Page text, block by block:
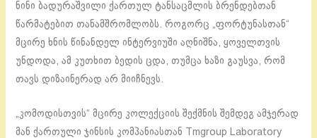
ნინი ბადურაშვილი ქართულ ტანსაცმლის ბრენდებთან
წარმატებით თანამშრომლობს. როგორც „ფორტუნასთან“
მცირე ხნის წინანდელ ინტერვიუში აღნიშნა, ყოველთვის
უნდოდა, ამ კუთხით ბედის ცდა, თუმცა ხაზი გაუსვა, რომ
თავს დიზაინერად არ მიიჩნევს.
„კომოდისთვის“ მცირე კოლექციის შექმნის შემდეგ ამჯერად
მან ქართული ჯინსის კომპანიასთან Tmgroup Laboratory